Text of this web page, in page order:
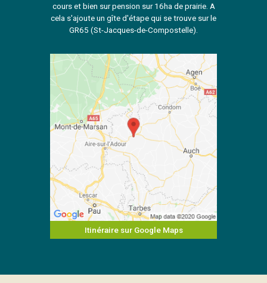
cours et bien sur pension sur 16ha de prairie. A
cela s'ajoute un gîte d'étape qui se trouve sur le
GR65 (St-Jacques-de-Compostelle).
Itinéraire sur Google Maps